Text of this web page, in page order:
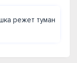
режет туман